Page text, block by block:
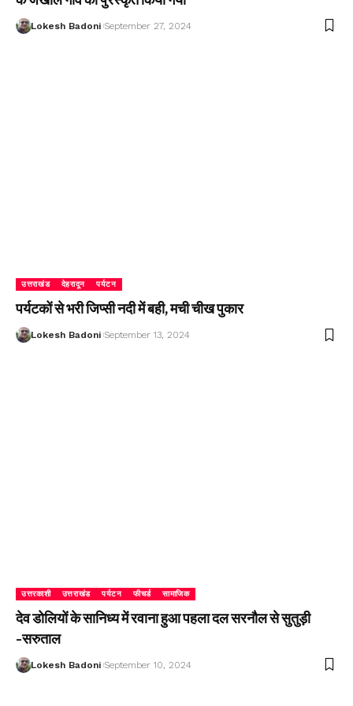
Lokesh Badoni September 27, 2024
उत्तराखंड देहरादून पर्यटन
पर्यटकों से भरी जिप्सी नदी में बही, मची चीख पुकार
Lokesh Badoni September 13, 2024
उत्तरकाशी उत्तराखंड पर्यटन फीचर्ड सामाजिक
देव डोलियों के सानिध्य में रवाना हुआ पहला दल सरनौल से सुतुड़ी
-सरुताल
Lokesh Badoni September 10, 2024